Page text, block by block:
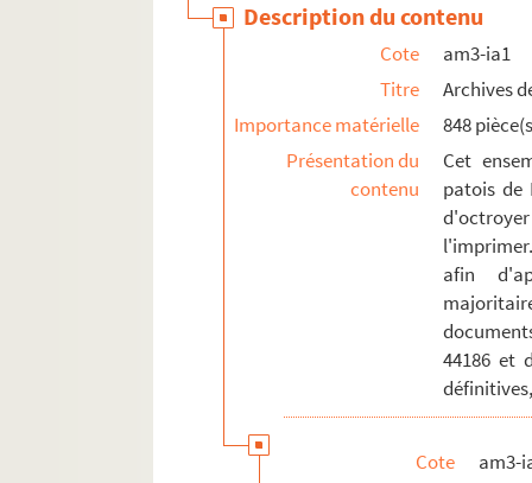
Description du contenu
Cote
am3-ia1
Titre
Archives
Importance matérielle
848
Présentation du
contenu
Cet
patois de
afin
44186 et
Cote
am3-